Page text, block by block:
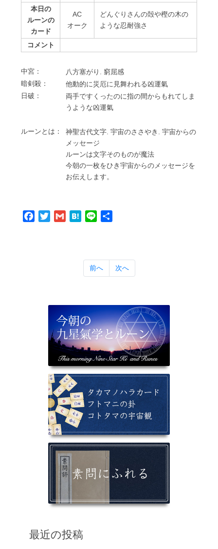
本日の
ルーンの
カード
AC
オーク
どんぐりさんの殻や樫の木の
ような忍耐強さ
コメント
中宮：
⼋⽅塞がり. 窮屈感
暗剣殺：
他動的に災厄に⾒舞われる凶運氣
⽇破：
両⼿ですくったのに指の間からもれてしま
うような凶運氣
ルーンとは：
神聖古代⽂字. 宇宙のささやき. 宇宙からの
メッセージ
ルーンは⽂字そのものが魔法
今朝の⼀枚をひき宇宙からのメッセージを
お伝えします。
Facebook
TwitterGmail Hatena
Line
前へ 次へ
最近の投稿